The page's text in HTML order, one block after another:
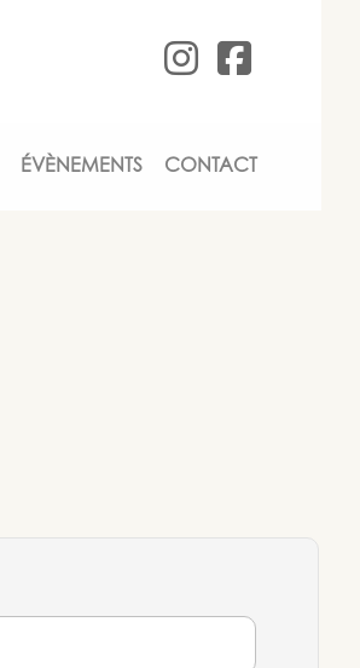
Anne-
ÉVÈNEMENTS CONTACT